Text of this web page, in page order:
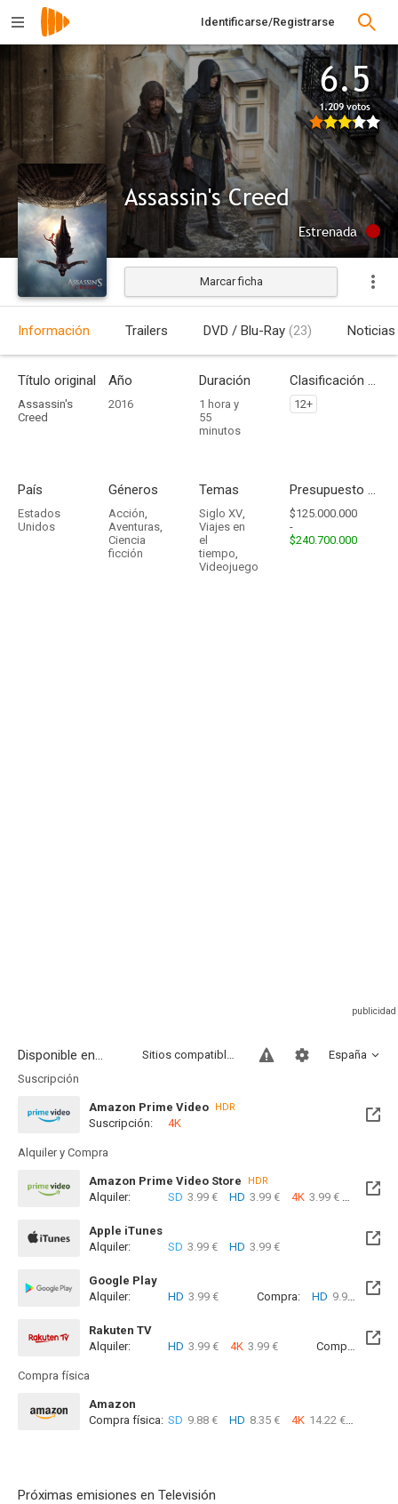
Identificarse/Registrarse
6.5
1.209 votos
Assassin's Creed
Estrenada
Marcar ficha
Información Trailers DVD / Blu-Ray (23) Noticias
Título original
Assassin's
Creed
Año
2016
Duración
1 hora y
55
minutos
Clasificación por edades
12+
País
Estados
Unidos
Géneros
Acción,
Aventuras,
Ciencia
ficción
Temas
Siglo XV,
Viajes en
el
tiempo,
Videojuego
Presupuesto - Ingresos
$125.000.000
-
$240.700.000
Disponible en... España
Sitios compatibles
Suscripción
Amazon Prime Video HDR
Suscripción: 4K
Alquiler y Compra
Amazon Prime Video Store HDR
Alquiler: SD 3.99 € HD 3.99 € 4K 3.99 €
Apple iTunes
Alquiler:
SD 3.99 € HD 3.99 €
Google Play
Alquiler:
HD 3.99 € Compra: HD 9.99 €
Rakuten TV
Alquiler:
HD 3.99 € 4K 3.99 € Compra: SD
Compra física
Amazon
Compra física: SD 9.88 € HD 8.35 € 4K 14.22 €
Próximas emisiones en Televisión